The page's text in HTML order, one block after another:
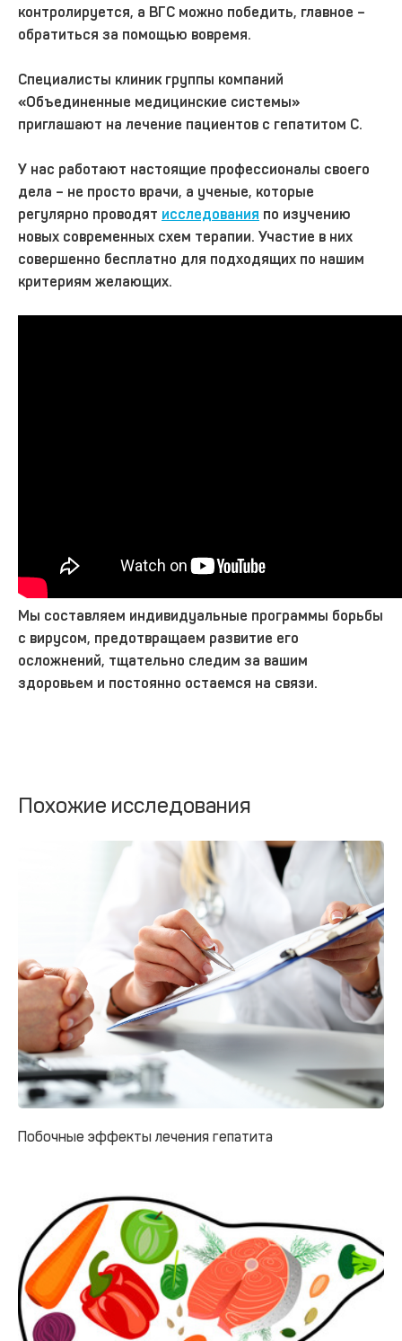
контролируется, а ВГС можно победить, главное –
обратиться за помощью вовремя.
Специалисты клиник группы компаний
«Объединенные медицинские системы»
приглашают на лечение пациентов с гепатитом С.
У нас работают настоящие профессионалы своего
дела – не просто врачи, а ученые, которые
регулярно проводят исследования по изучению
новых современных схем терапии. Участие в них
совершенно бесплатно для подходящих по нашим
критериям желающих.
Мы составляем индивидуальные программы борьбы
с вирусом, предотвращаем развитие его
осложнений, тщательно следим за вашим
здоровьем и постоянно остаемся на связи.
Похожие исследования
Побочные эффекты лечения гепатита